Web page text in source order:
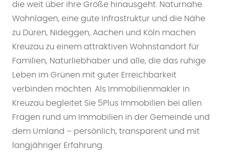
die weit über ihre Größe hinausgeht. Naturnahe
Wohnlagen, eine gute Infrastruktur und die Nähe
zu Düren, Nideggen, Aachen und Köln machen
Kreuzau zu einem attraktiven Wohnstandort für
Familien, Naturliebhaber und alle, die das ruhige
Leben im Grünen mit guter Erreichbarkeit
verbinden möchten. Als Immobilienmakler in
Kreuzau begleitet Sie 5Plus Immobilien bei allen
Fragen rund um Immobilien in der Gemeinde und
dem Umland – persönlich, transparent und mit
langjähriger Erfahrung.